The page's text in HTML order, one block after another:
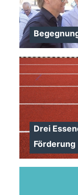
>
Drei
Förderung